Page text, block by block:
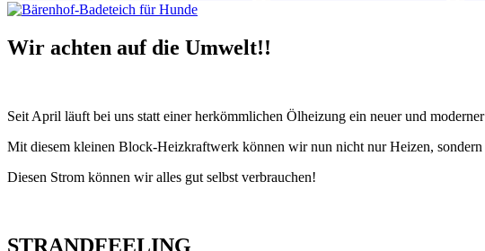
Wir achten auf die Umwelt!!
Seit April läuft bei uns statt einer herkömmlichen Ölheizung ein neuer und
Mit diesem kleinen Block-Heizkraftwerk können wir nun nicht nur Heizen,
Diesen Strom können wir alles gut selbst verbrauchen!
STRANDFEELING